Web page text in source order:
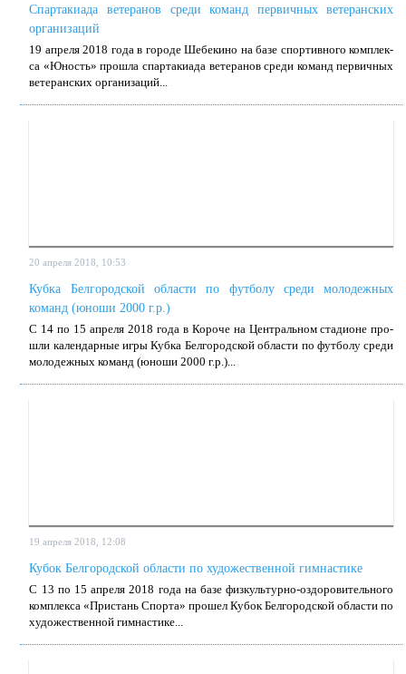
Спартакиада ветеранов среди команд первичных ветеранских
организаций
19 ап­ре­ля 2018 го­да в го­ро­де Ше­бе­ки­но на ба­зе спор­тив­но­го ком­плек­
са «Юность» про­шла спар­та­ки­а­да ве­те­ра­нов сре­ди ко­манд пер­вич­ных
ве­те­ран­ских ор­га­ни­за­ций...
20 апреля 2018, 10:53
Кубка Белгородской области по футболу среди молодежных
команд (юноши 2000 г.р.)
С 14 по 15 ап­ре­ля 2018 го­да в Ко­ро­че на Цен­траль­ном ста­ди­оне про­
шли ка­лен­дар­ные иг­ры Куб­ка Бел­го­род­ской об­ла­сти по фут­бо­лу сре­ди
мо­ло­деж­ных ко­манд (юно­ши 2000 г.р.)...
19 апреля 2018, 12:08
Кубок Белгородской области по художественной гимнастике
С 13 по 15 ап­ре­ля 2018 го­да на ба­зе физ­куль­тур­но-оздо­ро­ви­тель­но­го
ком­плек­са «При­стань Спор­та» про­шел Ку­бок Бел­го­род­ской об­ла­сти по
ху­до­же­ствен­ной гим­на­сти­ке...